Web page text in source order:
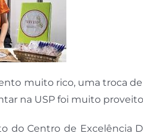
muito rico, uma troca
na USP foi muito
do Centro de Excelência